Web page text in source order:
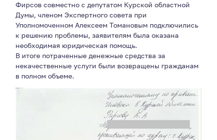
Фирсов совместно с депутатом Курской областной
Думы, членом Экспертного совета при
Уполномоченном Алексеем Томановым подключились
к решению проблемы, заявителям была оказана
необходимая юридическая помощь.
В итоге потраченные денежные средства за
некачественные услуги были возвращены гражданам
в полном объеме.